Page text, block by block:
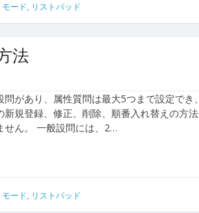
モード, リストパッド
法
があり、属性質問は最大5つまで設定でき
新規登録、修正、削除、順番入れ替えの方
せん。 一般設問には、2…
モード, リストパッド